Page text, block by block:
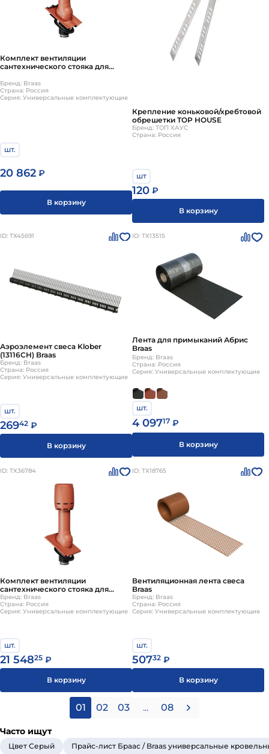
Комплект вентиляции
сантехнического стояка для
Франкфуртский профиль, Янтарь,
Ормакс Braas
Бренд: Braas
Страна: Россия
Серия: Универсальные комплектующие
шт.
20 862 ₽
В корзину
Крепление коньковой/хребтовой
обрешетки TOP HOUSE
Бренд: ТОП ХАУС
Страна: Россия
шт
120 ₽
В корзину
ID: ТХ45691
Аэроэлемент свеса Klober
(13116CH) Braas
Бренд: Braas
Страна: Россия
Серия: Универсальные комплектующие
шт.
26942 ₽
В корзину
ID: ТХ13515
Лента для примыканий Абрис
Braas
Бренд: Braas
Страна: Россия
Серия: Универсальные комплектующие
шт.
4 09717 ₽
В корзину
ID: ТХ36784
Комплект вентиляции
сантехнического стояка для
плоской черепицы:Тевива, Evo
Braas
Бренд: Braas
Страна: Россия
Серия: Универсальные комплектующие
шт.
21 54825 ₽
В корзину
ID: ТХ18765
Вентиляционная лента свеса
Braas
Бренд: Braas
Страна: Россия
Серия: Универсальные комплектующие
шт.
50732 ₽
В корзину
01 02 03 ... 08
Часто ищут
Цвет Серый Прайс-лист Браас / Braas универсальные